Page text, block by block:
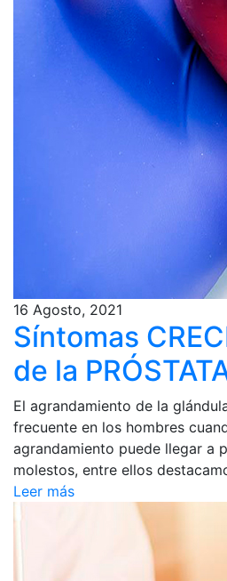
16 Agosto, 2021
Síntomas
de la
El agrandamiento de la
frecuente en los hombres
agrandamiento puede llegar a
molestos, entre ellos
Leer más